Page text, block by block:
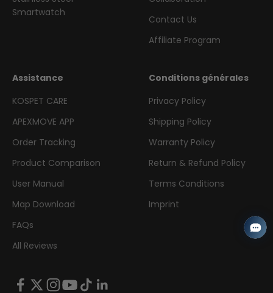
Smartwatch
Contact Us
Affiliate Program
Assistance
KOSPET CARE
APEXMOVE APP
Order Tracking
Product Comparison
User Manual
Map Download
FAQs
All Reviews
Conditions générales
Privacy Policy
Shipping Policy
Warranty Policy
Return & Refund Policy
Terms Conditions
Imprint